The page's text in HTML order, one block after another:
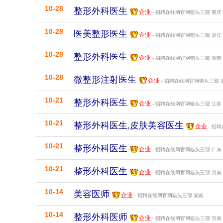
10-28 整形外科医生 企业 - 招聘在线网官网猎头三部 重庆
10-28 医美整形医生 企业 - 招聘在线网官网猎头三部 浙江
10-28 整形外科医生 企业 - 招聘在线网官网猎头三部 湖南
10-28 微整形注射医生 企业 - 招聘在线网官网猎头三部
10-21 整形外科医生 企业 - 招聘在线网官网猎头三部 江苏
10-21 整形外科医生,皮肤美容医生 企业 - 招聘
10-21 整形外科医生 企业 - 招聘在线网官网猎头三部 广东
10-21 整形外科医生 企业 - 招聘在线网官网猎头三部 河南
10-14 美容医师 企业 - 招聘在线网官网猎头三部 湖南
10-14 整形外科医师 企业 - 招聘在线网官网猎头三部 河南